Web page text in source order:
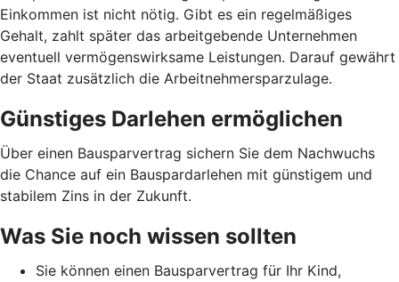
Einkommen ist nicht nötig. Gibt es ein regelmäßiges
Gehalt, zahlt später das arbeitgebende Unternehmen
eventuell vermögenswirksame Leistungen. Darauf gewährt
der Staat zusätzlich die Arbeitnehmer­spar­zulage.
Günstiges Darlehen ermöglichen
Über einen Bausparvertrag sichern Sie dem Nachwuchs
die Chance auf ein Bauspardarlehen mit günstigem und
stabilem Zins in der Zukunft.
Was Sie noch wissen sollten
Sie können einen Bausparvertrag für Ihr Kind,